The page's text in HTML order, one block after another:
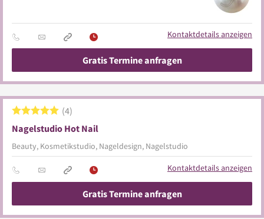
Kontaktdetails anzeigen
Gratis Termine anfragen
Nagelstudio Hot Nail
Beauty, Kosmetikstudio, Nageldesign, Nagelstudio
4
Kontaktdetails anzeigen
Gratis Termine anfragen